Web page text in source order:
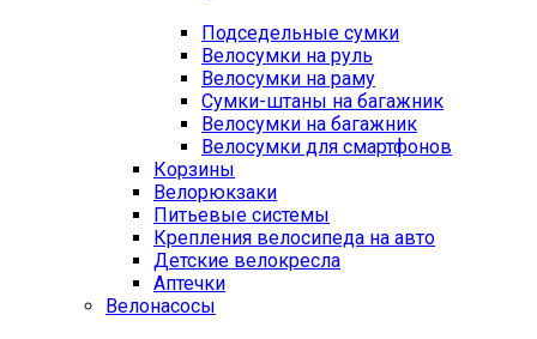
Подседельные сумки
Велосумки на руль
Велосумки на раму
Сумки-штаны на багажник
Велосумки на багажник
Велосумки для смартфонов
Корзины
Велорюкзаки
Питьевые системы
Крепления велосипеда на авто
Детские велокресла
Аптечки
Велонасосы